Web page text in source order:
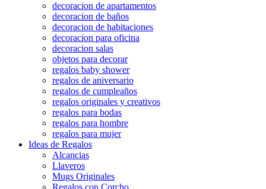
decoracion de apartamentos
decoracion de baños
decoracion de habitaciones
decoracion para oficina
decoracion salas
objetos para decorar
regalos baby shower
regalos de aniversario
regalos de cumpleaños
regalos originales y creativos
regalos para bodas
regalos para hombre
regalos para mujer
Ideas de Regalos
Alcancias
Llaveros
Mugs Originales
Regalos con Corcho